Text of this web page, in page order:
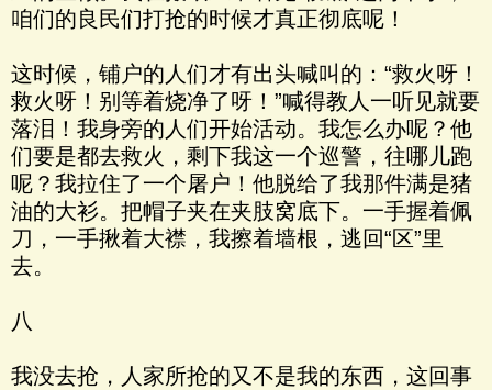
咱们的良民们打抢的时候才真正彻底呢！
这时候，铺户的人们才有出头喊叫的：“救火呀！
救火呀！别等着烧净了呀！”喊得教人一听见就要
落泪！我身旁的人们开始活动。我怎么办呢？他
们要是都去救火，剩下我这一个巡警，往哪儿跑
呢？我拉住了一个屠户！他脱给了我那件满是猪
油的大衫。把帽子夹在夹肢窝底下。一手握着佩
刀，一手揪着大襟，我擦着墙根，逃回“区”里
去。
八
我没去抢，人家所抢的又不是我的东西，这回事